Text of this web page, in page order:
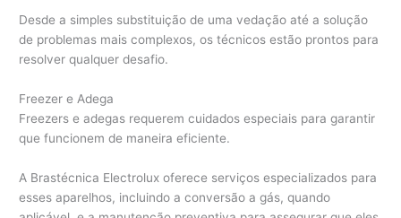
Desde a simples substituição de uma vedação até a solução
de problemas mais complexos, os técnicos estão prontos para
resolver qualquer desafio.
Freezer e Adega
Freezers e adegas requerem cuidados especiais para garantir
que funcionem de maneira eficiente.
A Brastécnica Electrolux oferece serviços especializados para
esses aparelhos, incluindo a conversão a gás, quando